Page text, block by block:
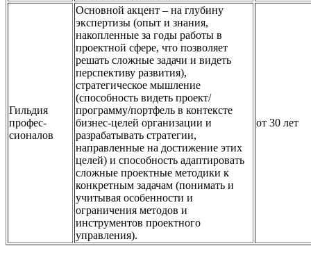
Гильдия
профес-
сионалов
Основной акцент – на глубину
экспертизы (опыт и знания,
накопленные за годы работы в
проектной сфере, что позволяет
решать сложные задачи и видеть
перспективу развития),
стратегическое мышление
(способность видеть проект/
программу/портфель в контексте
бизнес-целей организации и
разрабатывать стратегии,
направленные на достижение этих
целей) и способность адаптировать
сложные проектные методики к
конкретным задачам (понимать и
учитывая особенности и
ограничения методов и
инструментов проектного
управления).
от 30 лет